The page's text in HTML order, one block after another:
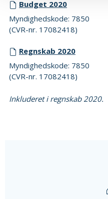
Budget 2020
Myndighedskode: 7850
(CVR-nr. 17082418)
Regnskab 2020
Myndighedskode: 7850
(CVR-nr. 17082418)
Inkluderet i regnskab 2020.